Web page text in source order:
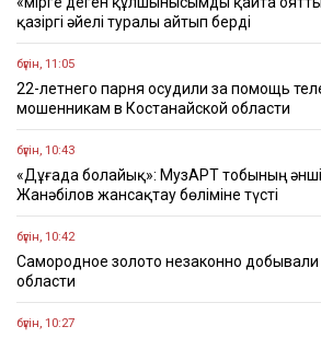
қазіргі әйелі туралы айтып берді
бүгін, 11:05
22-летнего парня осудили за помощь
мошенникам в Костанайской области
бүгін, 10:43
«Дұғада болайық»: МузАРТ тобының
Жанәбілов жансақтау бөліміне түсті
бүгін, 10:42
Самородное золото незаконно
области
бүгін, 10:27